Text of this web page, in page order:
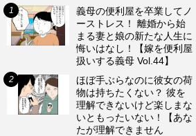
義母の便利屋を卒業してノ
ーストレス！ 離婚から始
まる妻と娘の新たな人生に
悔いはなし！【嫁を便利屋
扱いする義母 Vol.44】
ほぼ手ぶらなのに彼女の荷
物は持ちたくない？ 彼を
理解できないけど楽しまな
いともったいない！【あな
たが理解できません